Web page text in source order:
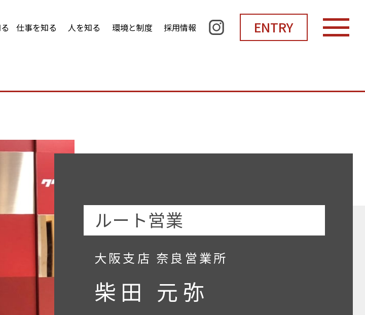
仕事を知る 人を知る 環境と制度 採用情報 ENTRY
ルート営業
大阪支店 奈良営業所
柴田 元弥